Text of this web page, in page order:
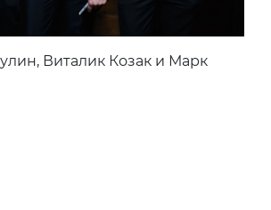
Виталик Козак и Марк